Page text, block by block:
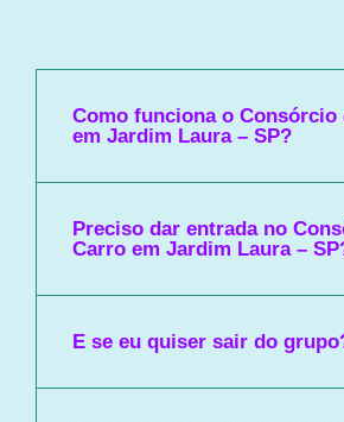
Como funciona o Consórcio
em Jardim Laura – SP?
Preciso dar entrada no
Carro em Jardim Laura –
E se eu quiser sair do